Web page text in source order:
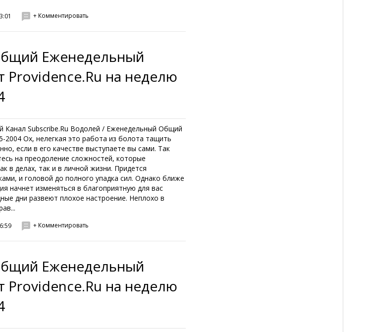
+ Комментировать
Еженедельный
Providence.Ru на неделю
Канал Subscribe.Ru Водолей / Еженедельный Общий
2004 Ох, нелегкая это работа из болота тащить
если в его качестве выступаете вы сами. Так
на преодоление сложностей, которые
в делах, так и в личной жизни. Придется
и головой до полного упадка сил. Однако ближе
начнет изменяться в благоприятную для вас
дни развеют плохое настроение. Неплохо в
+ Комментировать
Еженедельный
Providence.Ru на неделю